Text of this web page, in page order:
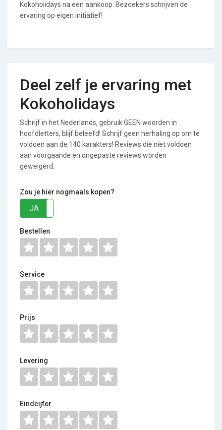
Kokoholidays na een aankoop. Bezoekers schrijven de
ervaring op eigen initiatief!
Deel zelf je ervaring met
Kokoholidays
Schrijf in het Nederlands, gebruik GEEN woorden in
hoofdletters, blijf beleefd! Schrijf geen herhaling op om te
voldoen aan de 140 karakters! Reviews die niet voldoen
aan voorgaande en ongepaste reviews worden
geweigerd.
Zou je hier nogmaals kopen?
JA
Bestellen
Service
Prijs
Levering
Eindcijfer